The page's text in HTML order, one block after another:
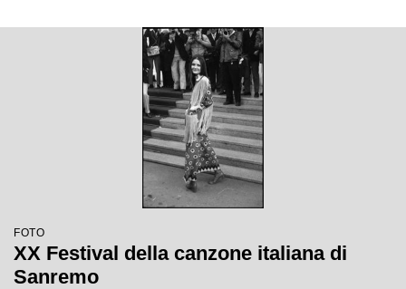
FOTO
XX Festival della canzone italiana di
Sanremo